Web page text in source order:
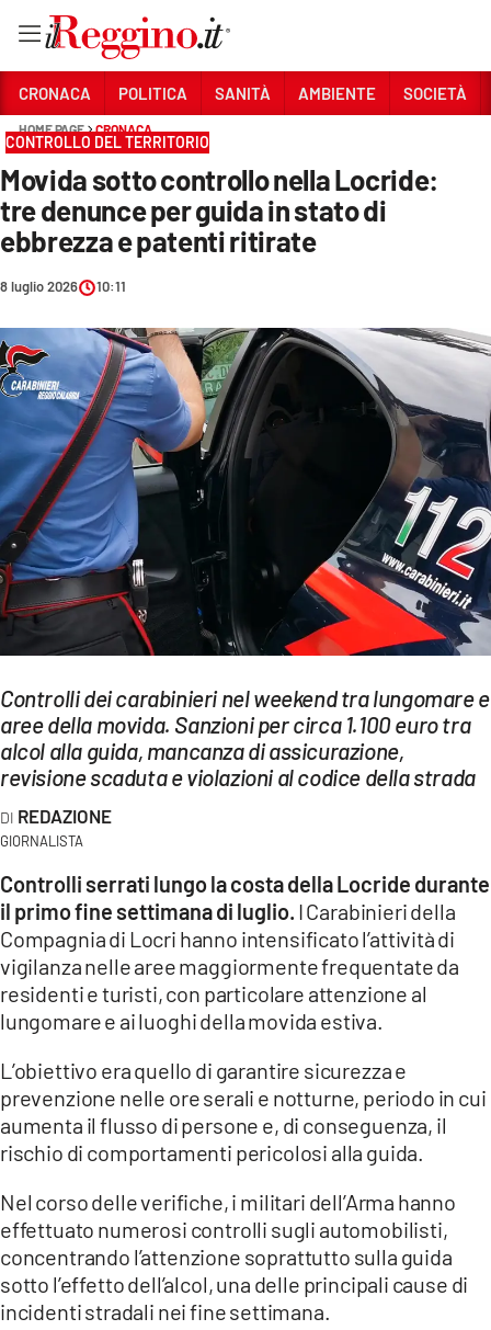
Sezioni
CRONACA
POLITICA
SANITÀ
AMBIENTE
SOCIETÀ
CULTURA
ECONOMIA E LAVORO
EVENTI
SPORT
Streaming
LAC NETWORK
LAC ONAIR
LaC
Network
LACPLAY.IT
LACTV.IT
LACONAIR.IT
LACITYMAG.IT
ILREGGINO.IT
COSENZACHANNEL.IT
ILVIBONESE.IT
CATANZAROCHANNEL.IT
LACAPITALENEWS.IT
App
CRONACA POLITICA SANITÀ AMBIENTE SOCIETÀ
HOME PAGE CRONACA
CONTROLLO DEL TERRITORIO
Movida sotto controllo nella Locride:
tre denunce per guida in stato di
ebbrezza e patenti ritirate
8 luglio 2026 10:11
Controlli dei carabinieri nel weekend tra lungomare e
aree della movida. Sanzioni per circa 1.100 euro tra
alcol alla guida, mancanza di assicurazione,
revisione scaduta e violazioni al codice della strada
REDAZIONE
GIORNALISTA
Controlli serrati lungo la costa della Locride durante
il primo fine settimana di luglio. I Carabinieri della
Compagnia di Locri hanno intensificato l’attività di
vigilanza nelle aree maggiormente frequentate da
residenti e turisti, con particolare attenzione al
lungomare e ai luoghi della movida estiva.
L’obiettivo era quello di garantire sicurezza e
prevenzione nelle ore serali e notturne, periodo in cui
aumenta il flusso di persone e, di conseguenza, il
rischio di comportamenti pericolosi alla guida.
Nel corso delle verifiche, i militari dell’Arma hanno
effettuato numerosi controlli sugli automobilisti,
concentrando l’attenzione soprattutto sulla guida
sotto l’effetto dell’alcol, una delle principali cause di
incidenti stradali nei fine settimana.